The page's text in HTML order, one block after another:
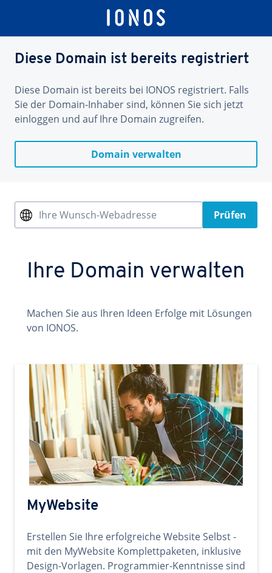
Diese Domain ist bereits registriert
Diese Domain ist bereits bei IONOS registriert. Falls
Sie der Domain-Inhaber sind, können Sie sich jetzt
einloggen und auf Ihre Domain zugreifen.
Domain verwalten
Ihre Wunsch-Webadresse Prüfen
Ihre Domain verwalten
Machen Sie aus Ihren Ideen Erfolge mit Lösungen
von IONOS.
MyWebsite
Erstellen Sie Ihre erfolgreiche Website Selbst -
mit den MyWebsite Komplettpaketen, inklusive
Design-Vorlagen. Programmier-Kenntnisse sind